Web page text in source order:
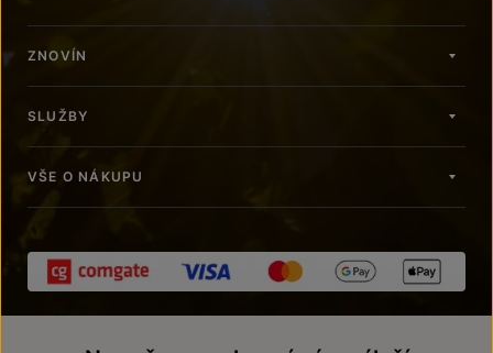
ZNOVÍN
SLUŽBY
VŠE O NÁKUPU